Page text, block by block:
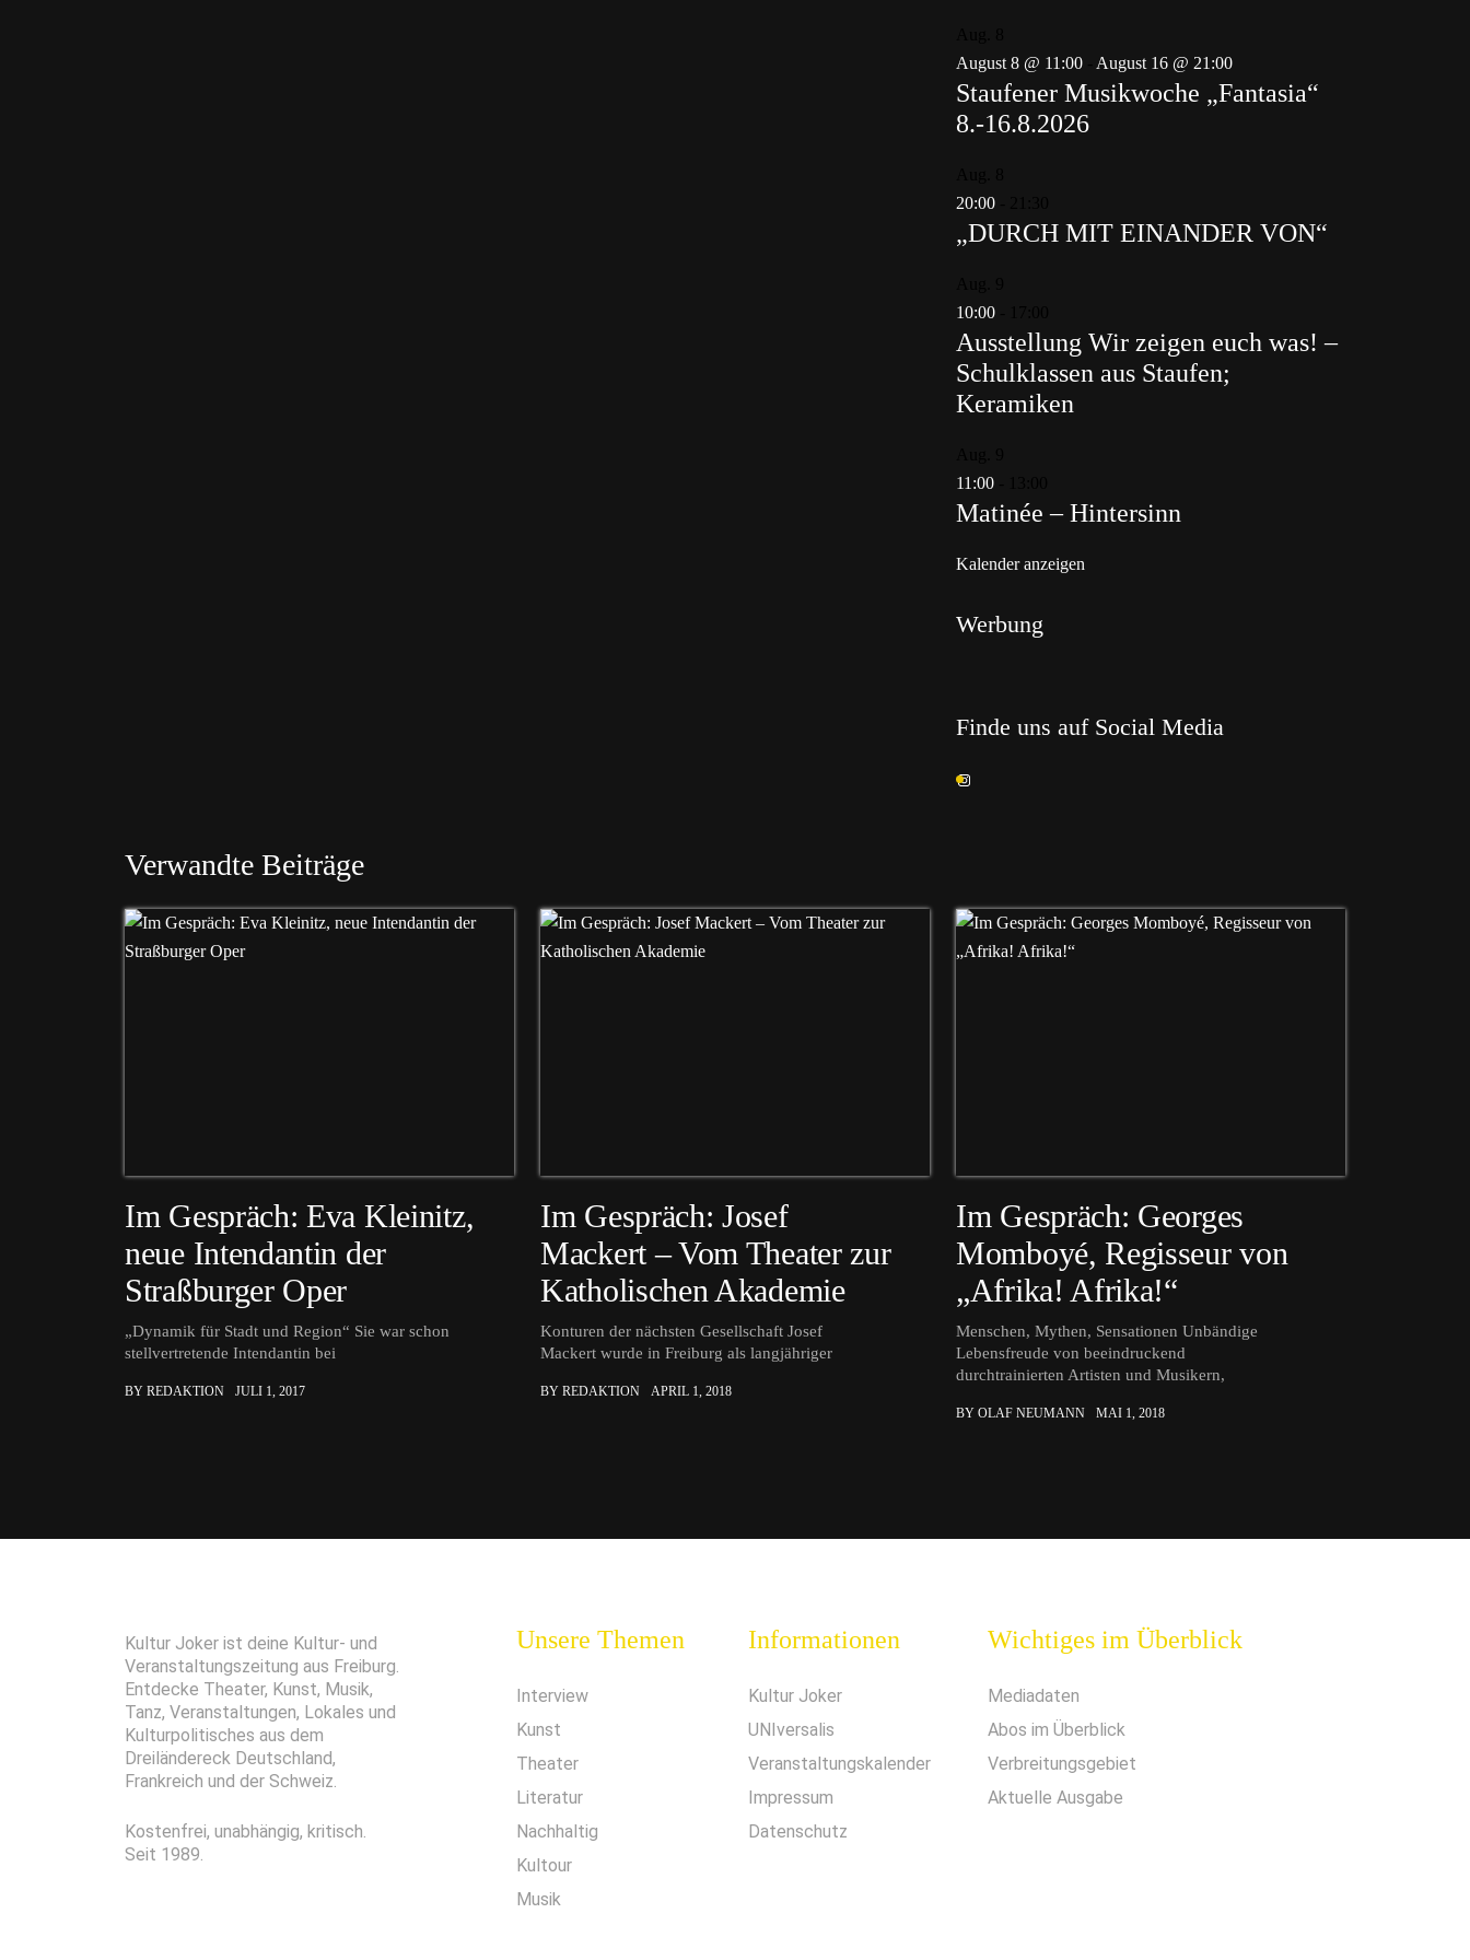
August 8 @ 11:00
August 16 @ 21:00
Staufener Musikwoche „Fantasia“
8.-16.8.2026
20:00
„DURCH MIT EINANDER VON“
10:00
Ausstellung Wir zeigen euch was! –
Schulklassen aus Staufen;
Keramiken
11:00
Matinée – Hintersinn
Kalender anzeigen
Werbung
Finde uns auf Social Media
Verwandte Beiträge
Im Gespräch: Eva Kleinitz,
neue Intendantin der
Straßburger Oper
„Dynamik für Stadt und Region“ Sie war schon
stellvertretende Intendantin bei
BY REDAKTION JULI 1, 2017
Im Gespräch: Josef
Mackert – Vom Theater zur
Katholischen Akademie
Konturen der nächsten Gesellschaft Josef
Mackert wurde in Freiburg als langjähriger
BY REDAKTION APRIL 1, 2018
Im Gespräch: Georges
Momboyé, Regisseur von
„Afrika! Afrika!“
Menschen, Mythen, Sensationen Unbändige
Lebensfreude von beeindruckend
durchtrainierten Artisten und Musikern,
BY OLAF NEUMANN MAI 1, 2018
Kultur Joker ist deine Kultur- und
Veranstaltungszeitung aus Freiburg.
Entdecke Theater, Kunst, Musik,
Tanz, Veranstaltungen, Lokales und
Kulturpolitisches aus dem
Dreiländereck Deutschland,
Frankreich und der Schweiz.
Kostenfrei, unabhängig, kritisch.
Seit 1989.
Unsere Themen
Interview
Kunst
Theater
Literatur
Nachhaltig
Kultour
Musik
Informationen
Kultur Joker
UNIversalis
Veranstaltungskalender
Impressum
Datenschutz
Wichtiges im Überblick
Mediadaten
Abos im Überblick
Verbreitungsgebiet
Aktuelle Ausgabe